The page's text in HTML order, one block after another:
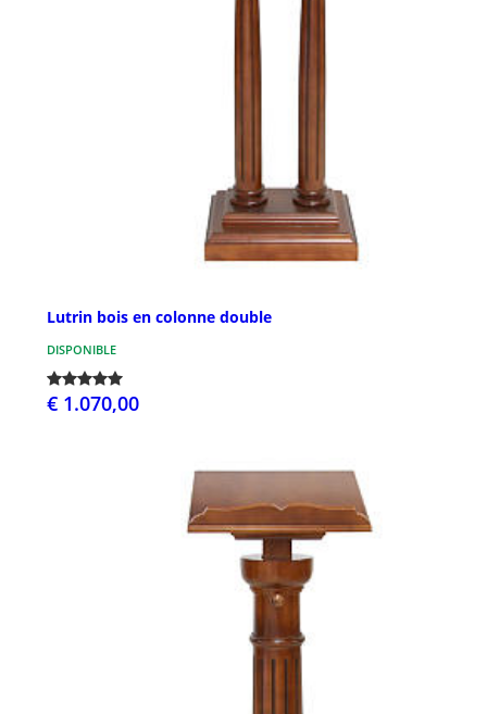
Lutrin bois en colonne double
DISPONIBLE
€ 1.070,00